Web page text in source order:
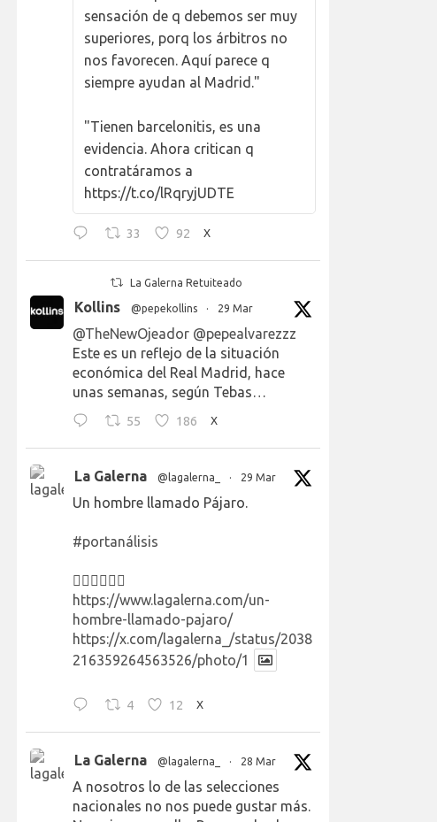
sensación de q debemos ser muy
superiores, porq los árbitros no
nos favorecen. Aquí parece q
siempre ayudan al Madrid."
"Tienen barcelonitis, es una
evidencia. Ahora critican q
contratáramos a
https://t.co/lRqryjUDTE
33 92 X
La Galerna Retuiteado
Kollins @pepekollins · 29 Mar
@TheNewOjeador @pepealvarezzz
Este es un reflejo de la situación
económica del Real Madrid, hace
unas semanas, según Tebas…
55 186 X
La Galerna @lagalerna_ · 29 Mar
Un hombre llamado Pájaro.
#portanálisis
👉🏻👉🏻👉🏻
https://www.lagalerna.com/un-
hombre-llamado-pajaro/
https://x.com/lagalerna_/status/2038
216359264563526/photo/1
4 12 X
La Galerna @lagalerna_ · 28 Mar
A nosotros lo de las selecciones
nacionales no nos puede gustar más.